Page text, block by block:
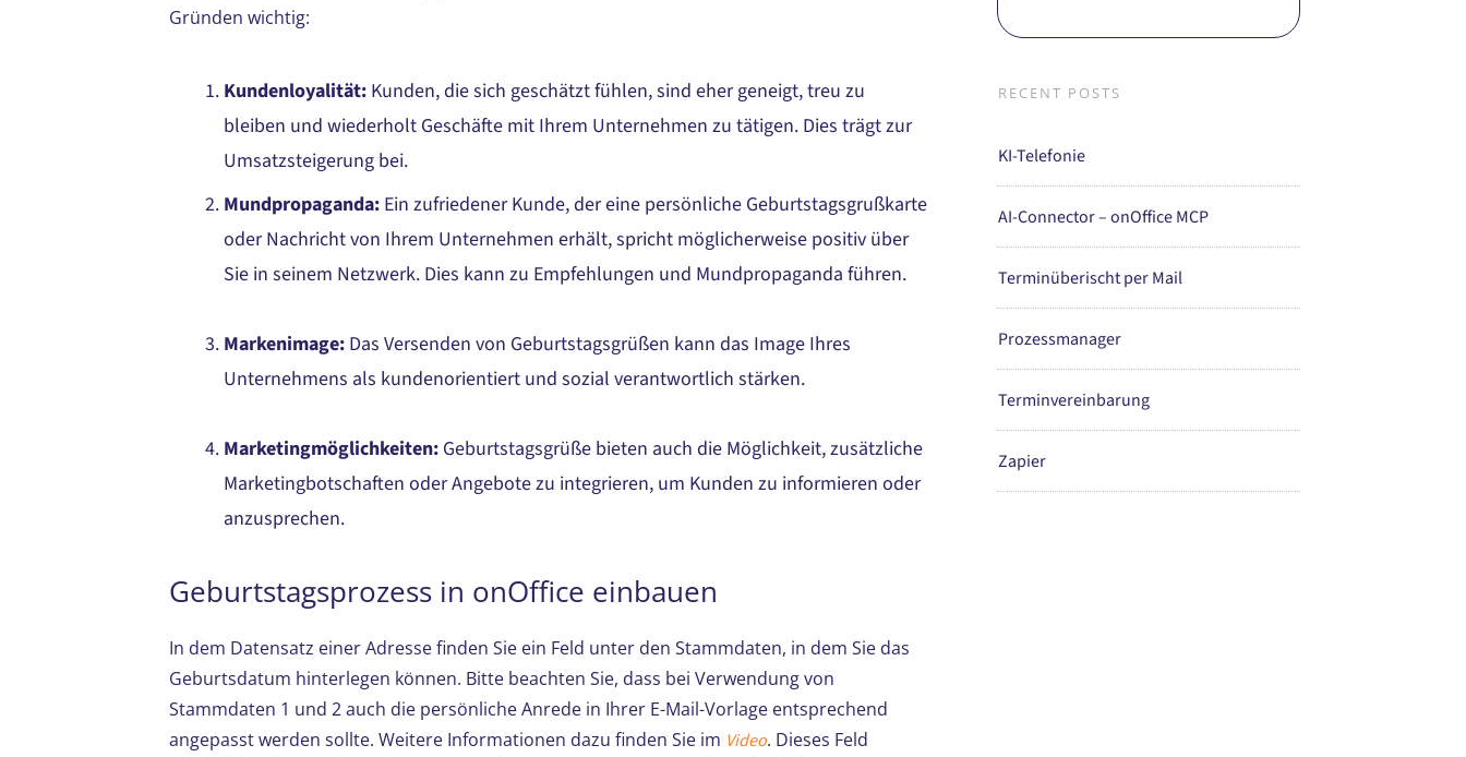
Gründen wichtig:
Kundenloyalität: Kunden, die sich geschätzt fühlen, sind eher geneigt, treu zu
bleiben und wiederholt Geschäfte mit Ihrem Unternehmen zu tätigen. Dies trägt zur
Umsatzsteigerung bei.
Mundpropaganda: Ein zufriedener Kunde, der eine persönliche Geburtstagsgrußkarte
oder Nachricht von Ihrem Unternehmen erhält, spricht möglicherweise positiv über
Sie in seinem Netzwerk. Dies kann zu Empfehlungen und Mundpropaganda führen.
Markenimage: Das Versenden von Geburtstagsgrüßen kann das Image Ihres
Unternehmens als kundenorientiert und sozial verantwortlich stärken.
Marketingmöglichkeiten: Geburtstagsgrüße bieten auch die Möglichkeit, zusätzliche
Marketingbotschaften oder Angebote zu integrieren, um Kunden zu informieren oder
anzusprechen.
Geburtstagsprozess in onOffice einbauen
In dem Datensatz einer Adresse finden Sie ein Feld unter den Stammdaten, in dem Sie das
Geburtsdatum hinterlegen können. Bitte beachten Sie, dass bei Verwendung von
Stammdaten 1 und 2 auch die persönliche Anrede in Ihrer E-Mail-Vorlage entsprechend
angepasst werden sollte. Weitere Informationen dazu finden Sie im Video. Dieses Feld
RECENT POSTS
KI-Telefonie
AI-Connector – onOffice MCP
Terminüberischt per Mail
Prozessmanager
Terminvereinbarung
Zapier